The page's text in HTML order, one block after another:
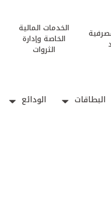
الخدمات المالية
الخاصة وإدارة
الثروات
البطاقات الودائع